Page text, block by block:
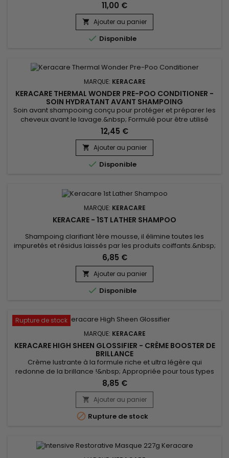
qui s'altèrent au fil du temps et se dénaturent sur les
longueurs et pointes. &nbsp;Keracare Cleansing
Creme&nbsp;nettoiera en douceur vos cheveux et votre cuir
chevelu tout en éliminant les bactéries.&nbsp; Facilite le
peignage, apaise les...
11,00 €
 Ajouter au panier
 Disponible
MARQUE: KERACARE
KERACARE THERMAL WONDER PRE-POO CONDITIONER -
SOIN HYDRATANT AVANT SHAMPOING
Soin avant shampooing conçu pour protéger et préparer les
cheveux avant le lavage.&nbsp; Formulé pour être utilisé
avant l'utilisation d'un shampooing, &nbsp;Keracare Thermal
Wonder Pre-Poo Conditioner aide à détendre les cheveux et
à réduire les dommages causés par les outils de coiffure
thermiques tels que les fers à lisser et les fers à
friser.&nbsp;...
12,45 €
 Ajouter au panier
 Disponible
MARQUE: KERACARE
KERACARE - 1ST LATHER SHAMPOO
Shampoing clarifiant 1ère mousse, il élimine toutes les
impuretés et résidus laissés par les produits coiffants.&nbsp;
Sans sulfates, sa formule douce est composée d'ingrédients
qui nettoient, nourrissent et fortifient les cheveux.
&nbsp;KeraCare 1st Lather Shampoo nettoie en profondeur,
détoxifie les cheveux et le cuir chevelu, rafraîchit et...
6,85 €
 Ajouter au panier
 Disponible
Rupture de stock
MARQUE: KERACARE
KERACARE HIGH SHEEN GLOSSIFIER - CRÈME BOOSTER DE
BRILLANCE
Crème lustrante à la formule riche et ultra légère qui
redonne de la brillance !&nbsp; Appropriée pour tous types
de cheveux (défrisés, permanentés, crépus, etc...). KeraCare
- High Sheen Glossifier maximise l'éclat et minimise la perte
d'humidité. &nbsp;Contient des émollients naturels lipophiles
pour sceller les cuticules. &nbsp;Réduit la casse....
8,85 €
 Ajouter au panier
 Rupture de stock